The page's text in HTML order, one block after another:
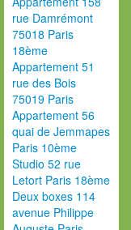
rue Damrémont
75018 Paris
18ème
Appartement 51
rue des Bois
75019 Paris
Appartement 56
quai de Jemmapes
Paris 10ème
Studio 52 rue
Letort Paris 18ème
Deux boxes 114
avenue Philippe